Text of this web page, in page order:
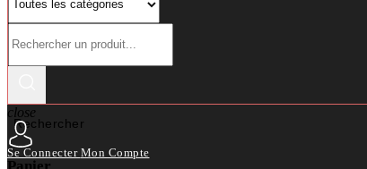
Rechercher
close
Se Connecter Mon Compte